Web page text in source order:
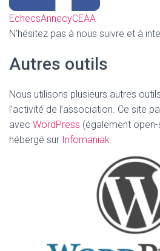
EchecsAnnecyCEAA
N’hésitez pas à nous suivre et à
Autres outils
Nous utilisons plusieurs autres
l’activité de l’association. Ce site
avec WordPress (également
hébergé sur Infomaniak.